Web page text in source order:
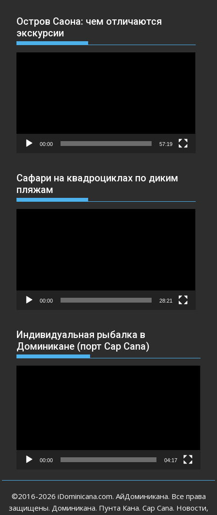
Остров Саона: чем отличаются
экскурсии
00:00 57:19
Сафари на квадроциклах по диким
пляжам
00:00 28:21
Индивидуальная рыбалка в
Доминикане (порт Cap Cana)
00:00 04:17
©2016-2026 iDominicana.com. АйДоминикана. Все права
защищены. Доминикана. Пунта Кана. Cap Cana. Новости,